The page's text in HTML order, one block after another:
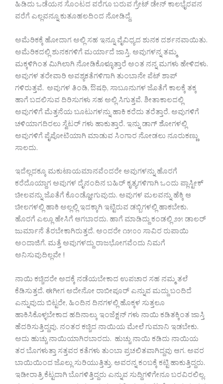
ಹಿಡಿದು ಒಡೆಯನ ಸೊಂಟದ ವರೆಗೂ ಬರುವ ಗ್ರೇಟ್ ಡೇನ್ ಕಾಲಭೈರವನ
ವರೆಗೆ ಎಲ್ಲವನ್ನೂ ಕುತೂಹಲದಿಂದ ನೋಡಿದ್ದೆ.
ಅಮೆರಿಕಕ್ಕೆ ಹೋದಾಗ ಅಲ್ಲಿ ಸಹ ಇನ್ನೂ ವೈವಿಧ್ಯದ ಶುನಕ ದರ್ಶನವಾಯಿತು.
ಅಮೆರಿಕದಲ್ಲಿ ಶುನಕಗಳಿಗೆ ಮರ್ಯಾದೆ ಜಾಸ್ತಿ. ಅವುಗಳನ್ನ ತಮ್ಮ
ಮಕ್ಕಳಿಗಿಂತ ಮಿಗಿಲಾಗಿ ನೋಡಿಕೊಳ್ಳೂತ್ತಾರೆ ಅಂತ ನನ್ನ ಮಗಳು ಹೇಳಿದಳು.
ಅವುಗಳ ತರೇವಾರಿ ಅವಶ್ಯಕತೆಗಳಿಗಾಗಿ ತುಂಬಾನೇ ಪೆಟ್ ಶಾಪ್
ಗಳಿರುತ್ತವೆ. ಅವುಗಳ ತಿಂಡಿ, ಔಷಧಿ, ಸಾಬೂನುಗಳ ಜೊತೆಗೆ ಕಾಲಕ್ಕೆ ತಕ್ಕ
ಹಾಗೆ ಬದಲಿಸುವ ದಿರಿಸುಗಳು ಸಹ ಅಲ್ಲಿ ಸಿಗುತ್ತವೆ. ಶೀತಾಕಾಲದಲ್ಲಿ
ಅವುಗಳಿಗೆ ಮೆತ್ತನೆಯ ಬೂಟುಗಳನ್ನು ಹಾಕಿ ಕರೆದು ತರೆತ್ತಾರೆ. ಅವುಗಳಿಗೆ
ಚಳಿಯಾಗದಿರಲು ಸ್ವೆಟರ್ ಗಳು ಹಾಕುತ್ತಾರೆ. ಇನ್ನು ಡಾಗ್ ಶೋಗಳಲ್ಲಿ
ಅವುಗಳಿಗೆ ಪೈಪೋಟಿಯಾಗಿ ಮಾಡುವ ಸಿಂಗಾರ ನೋಡಲು ನೂರುಕಣ್ಣು
ಸಾಲದು.
ಇದೆಲ್ಲದಕ್ಕೂ ಮಕುಟಾಯಮಾನವೆಂದರೇ ಅವುಗಳನ್ನು ಹೊರಗೆ
ಕರೆದೊಯ್ದಾಗ ಅವುಗಳ ದೈನಂದಿನ ಬಹಿರ್ ಕೃತ್ಯಗಳಿಗಾಗಿ ಒಂದು ಪ್ಲಾಸ್ಟೀಕ್
ಚೀಲವನ್ನು ಜೊತೆಗೆ ಕೊಂಡ್ಹೋಗುವುದು. ಅವುಗಳ ಮಲವನ್ನು ಹೆಕ್ಕಿ ಆ
ಚೀಲಗಳಲ್ಲಿ ಹಾಕಿ ಅಲ್ಲಲ್ಲಿ ಇದಕ್ಕಾಗಿ ಇಟ್ಟಿರುವ ಡಬ್ಬಿಗಳಲ್ಲಿ ಹಾಕಬೇಕು.
ಹೊರಗೆ ಎಲ್ಲೂ ಹೇಸಿಗೆ ಆಗಬಾರದು. ಹಾಗೆ ಮಾಡಿದ್ದು ಕಂಡಲ್ಲಿ ೨೫ ಡಾಲರ್
ಜುರ್ಮಾನೆ ತೆರಬೇಕಾಗಿರುತ್ತದೆ. ಅಂದರೇ ೧೫೦೦ ಸಾವಿರ ರುಪಾಯಿ
ಅಂದಾಜಿಗೆ. ಮತ್ತೆ ಅವುಗಳದ್ದು ರಾಜಭೋಗವೆಂದು ನಿಮಗೆ
ಅನಿಸುವುದಿಲ್ಲವೇ !
ನಾಯಿ ಕಚ್ಚಿದರೇ ಅದಕ್ಕೆ ನಡೆಯಬೇಕಾದ ಉಪಚಾರ ಸಹ ನಮ್ಮ ತಲೆ
ಕೆಡಿಸುತ್ತದೆ. ಈಗೀಗ ಅದೇನೋ ರಾಬೀಪೂರ್ ಎನ್ನುವ ಮದ್ದು ಬಂದಿದೆ
ಎನ್ನುವುದು ಬಿಟ್ಟರೇ, ಹಿಂದಿನ ದಿನಗಳಲ್ಲಿ ಹೊಕ್ಕಳ ಸುತ್ತಲೂ
ಹಾಕಿಸಿಕೊಳ್ಳಬೇಕಾದ ಹದಿನಾಲ್ಕು ಇಂಜೆಕ್ಷನ್ ಗಳು ನಾಯಿ ಕಡಿತಕ್ಕಿಂತ ಜಾಸ್ತಿ
ಹೆದರಿಸುತ್ತಿದ್ದವು. ನಂತರ ಕಚ್ಚಿದ ನಾಯಿಯ ಮೇಲೆ ಗುಮಾನಿ ಇಡಬೇಕು.
ಅದು ಹುಚ್ಚು ನಾಯಿಯಾಗಿರಬಾರದು. ಹುಚ್ಚು ನಾಯಿ ಕಡಿದು ನಾಯಿಯ
ತರ ಬೊಗಳುತ್ತಾ ಸತ್ತವರ ಕತೆಗಳು ತುಂಬಾ ಪ್ರಚಲಿತವಾಗಿದ್ದವು ಆಗ. ಅವರ
ಬಾಯಿಯಿಂದ ಜೊಲ್ಲು ಸುರಿಯುತ್ತಿತ್ತು, ಅವರನ್ನ ಕಂಬಕ್ಕೆ ಕಟ್ಟಿ ಹಾಕುತ್ತಿದ್ದರು.
ಇಡೀರಾತ್ರಿ ಕೆಟ್ಟದಾಗಿ ಬೊಗಳಿತ್ತಿದ್ದರು ಎನ್ನುವ ಸುದ್ದಿಗಳಿಗೇನೂ ಬರವಿರಲಿಲ್ಲ.